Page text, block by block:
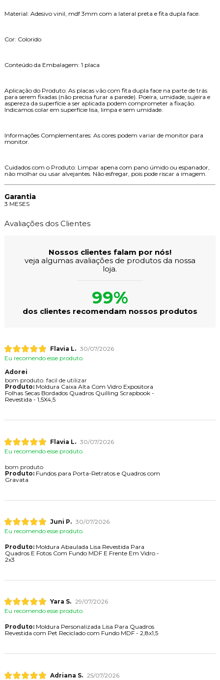
Material: Adesivo vinil, mdf 3mm com a lateral preta e fita dupla face.
Cor: Colorido
Conteúdo da Embalagem: 1 placa
Aplicação do Produto: As placas vão com fita dupla face na parte de trás
para serem fixadas (não precisa furar a parede). Poeira, umidade, sujeira e
aspereza da superfície a ser aplicada podem comprometer a fixação.
Indicamos colar em superfície lisa, limpa e sem umidade.
Informações Complementares: As cores podem variar de monitor para
monitor.
Cuidados com o Produto: Limpar apena com pano úmido ou espanador,
não molhar ou usar alvejantes. Não esfregar, pois pode riscar a imagem.
Garantia
3 MESES
Avaliações dos Clientes
Nossos clientes falam por nós!
veja algumas avaliações de produtos da nossa
loja.
99%
dos clientes recomendam nossos produtos
Flavia L. 30/07/2026
Eu recomendo esse produto.
Adorei
bom produto. facil de utilizar
Produto:Moldura Caixa Alta Com Vidro Expositora
Folhas Secas Bordados Quadros Quilling Scrapbook -
Revestida - 1,5X4,5
Flavia L. 30/07/2026
Eu recomendo esse produto.
bom produto
Produto:Fundos para Porta-Retratos e Quadros com
Gravata
Juni P. 30/07/2026
Eu recomendo esse produto.
Produto:Moldura Abaulada Lisa Revestida Para
Quadros E Fotos Com Fundo MDF E Frente Em Vidro -
2x3
Yara S. 29/07/2026
Eu recomendo esse produto.
Produto:Moldura Personalizada Lisa Para Quadros
Revestida com Pet Reciclado com Fundo MDF - 2,8x1,5
Adriana S. 25/07/2026